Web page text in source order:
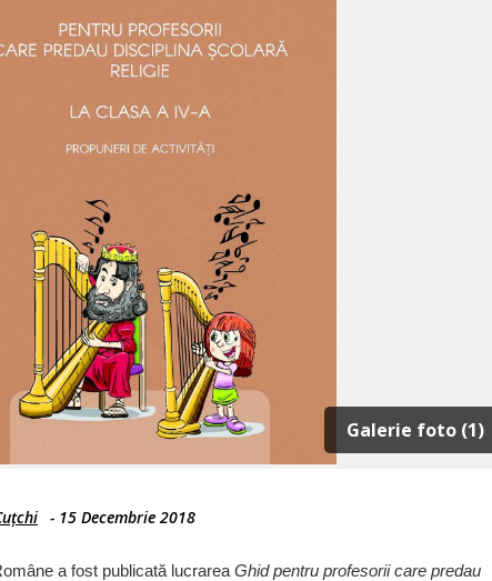
Galerie foto (1)
- 15 Decembrie 2018
a fost publicată lucrarea Ghid pentru profesorii care predau